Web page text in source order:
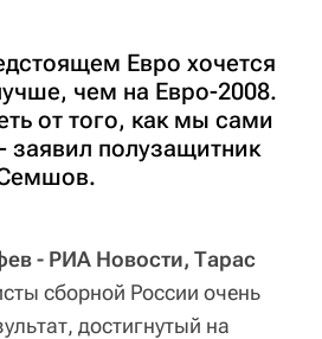
Евро хочется
чем на Евро-2008.
от того, как мы сами
заявил полузащитник
- РИА Новости, Тарас
сборной России очень
достигнутый на